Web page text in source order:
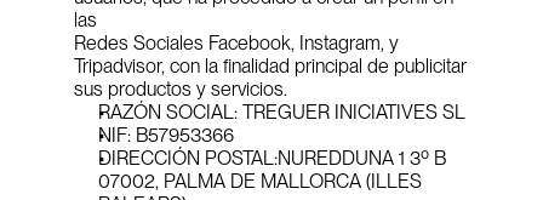
las
Redes Sociales Facebook, Instagram, y
Tripadvisor, con la finalidad principal de publicitar
sus productos y servicios.
RAZÓN SOCIAL: TREGUER INICIATIVES SL
NIF: B57953366
DIRECCIÓN POSTAL:NUREDDUNA 1 3º B
07002, PALMA DE MALLORCA (ILLES